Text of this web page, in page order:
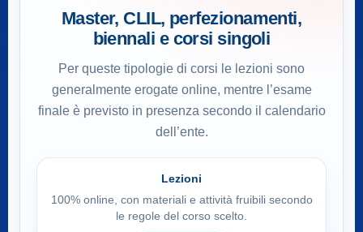
Master, CLIL, perfezionamenti,
biennali e corsi singoli
Per queste tipologie di corsi le lezioni sono
generalmente erogate online, mentre l’esame
finale è previsto in presenza secondo il calendario
dell’ente.
Lezioni
100% online, con materiali e attività fruibili secondo
le regole del corso scelto.